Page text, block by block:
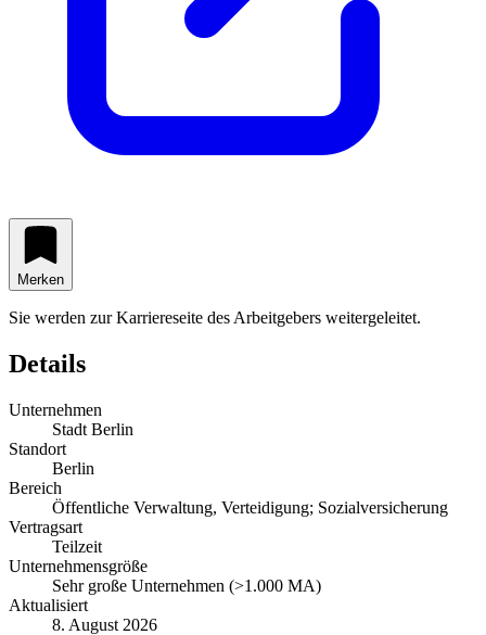
Merken
Sie werden zur Karriereseite des Arbeitgebers weitergeleitet.
Details
Unternehmen
Stadt Berlin
Standort
Berlin
Bereich
Öffentliche Verwaltung, Verteidigung; Sozialversicherung
Vertragsart
Teilzeit
Unternehmensgröße
Sehr große Unternehmen (>1.000 MA)
Aktualisiert
8. August 2026